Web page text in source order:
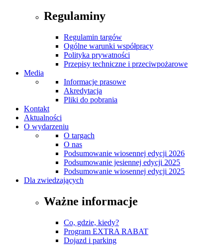
Regulaminy
Regulamin targów
Ogólne warunki współpracy
Polityka prywatności
Przepisy techniczne i przeciwpożarowe
Media
Informacje prasowe
Akredytacja
Pliki do pobrania
Kontakt
Aktualności
O wydarzeniu
O targach
O nas
Podsumowanie wiosennej edycji 2026
Podsumowanie jesiennej edycji 2025
Podsumowanie wiosennej edycji 2025
Dla zwiedzających
Ważne informacje
Co, gdzie, kiedy?
Program EXTRA RABAT
Dojazd i parking